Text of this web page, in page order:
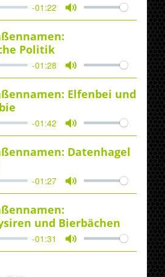
-01:22
Mute
Politik
-01:28
Mute
Elfenbei und
-01:42
Mute
Datenhagel
-01:27
Mute
und Bierbächen
-01:31
Mute